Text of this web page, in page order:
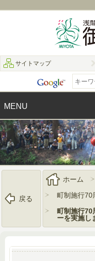
サイトマップ
MENU
戻る
ホーム
町制施行70
町制施行
ーを実施し